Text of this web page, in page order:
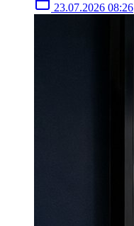
23.07.2026 08:26